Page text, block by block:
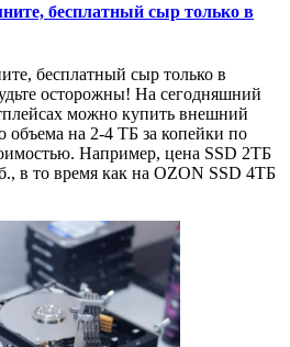
бесплатный сыр только в
бесплатный сыр только в
осторожны! На сегодняшний
можно купить внешний
объема на 2-4 ТБ за копейки по
Например, цена SSD 2ТБ
в то время как на OZON SSD 4ТБ